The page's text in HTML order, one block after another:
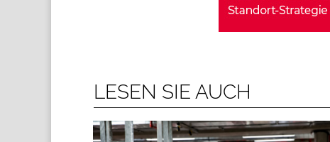
LESEN SIE AUCH